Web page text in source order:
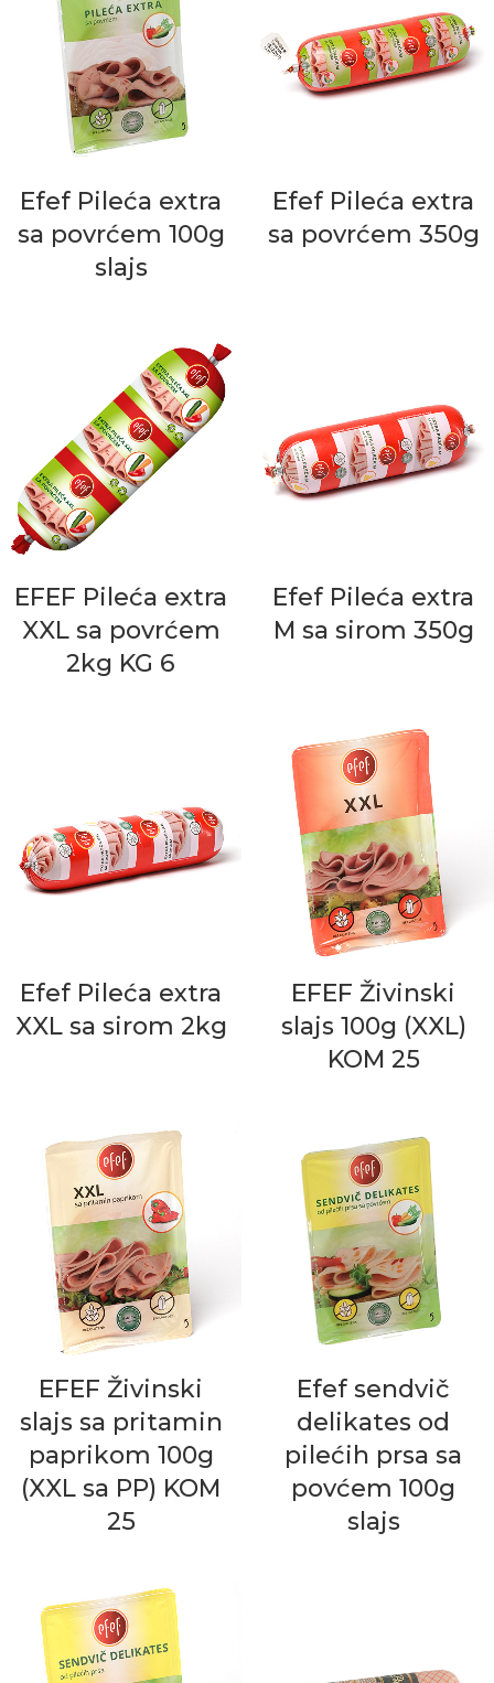
Efef Pileća extra
sa povrćem 100g
slajs
Efef Pileća extra
sa povrćem 350g
EFEF Pileća extra
XXL sa povrćem
2kg KG 6
Efef Pileća extra
M sa sirom 350g
Efef Pileća extra
XXL sa sirom 2kg
EFEF Živinski
slajs 100g (XXL)
KOM 25
EFEF Živinski
slajs sa pritamin
paprikom 100g
(XXL sa PP) KOM
25
Efef sendvič
delikates od
pilećih prsa sa
povćem 100g
slajs